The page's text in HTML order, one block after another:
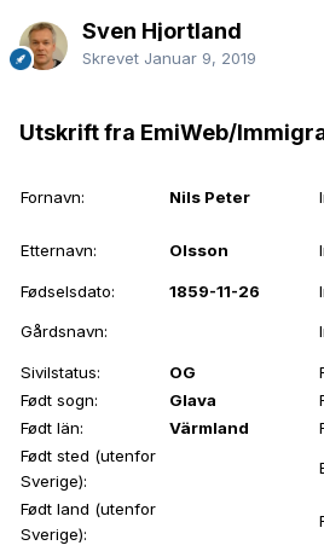
Sven Hjortland
Skrevet Januar 9, 2019
Utskrift fra EmiWeb/
Fornavn: Nils Peter
Etternavn: Olsson
Fødselsdato:
1859-11-26
Gårdsnavn:
Sivilstatus:
OG
Født sogn:
Glava
Født län:
Värmland
Født sted (utenfor
Sverige):
Født land (utenfor
Sverige):